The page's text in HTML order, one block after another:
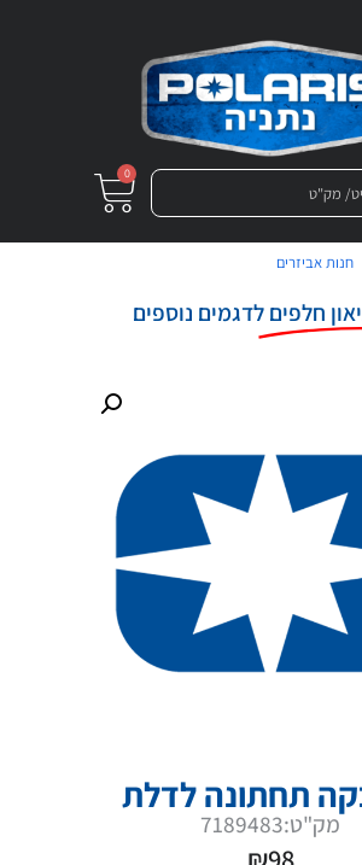
0
/חנות אביזרים
חלפים לדגמים נוספים
תחתונה לדלת
מק"ט:7189483